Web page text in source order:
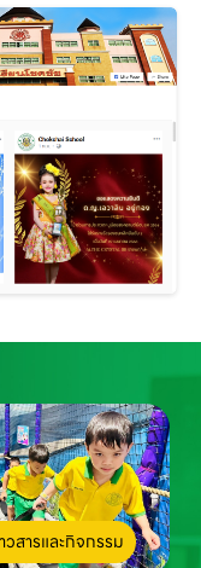
วสารและกิจกรรม